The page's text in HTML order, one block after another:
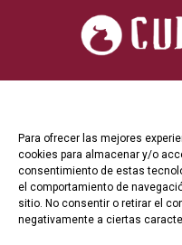
Para ofrecer las mejores
cookies para almacenar y/o
consentimiento de estas
el comportamiento de
sitio. No consentir o retirar el
negativamente a ciertas